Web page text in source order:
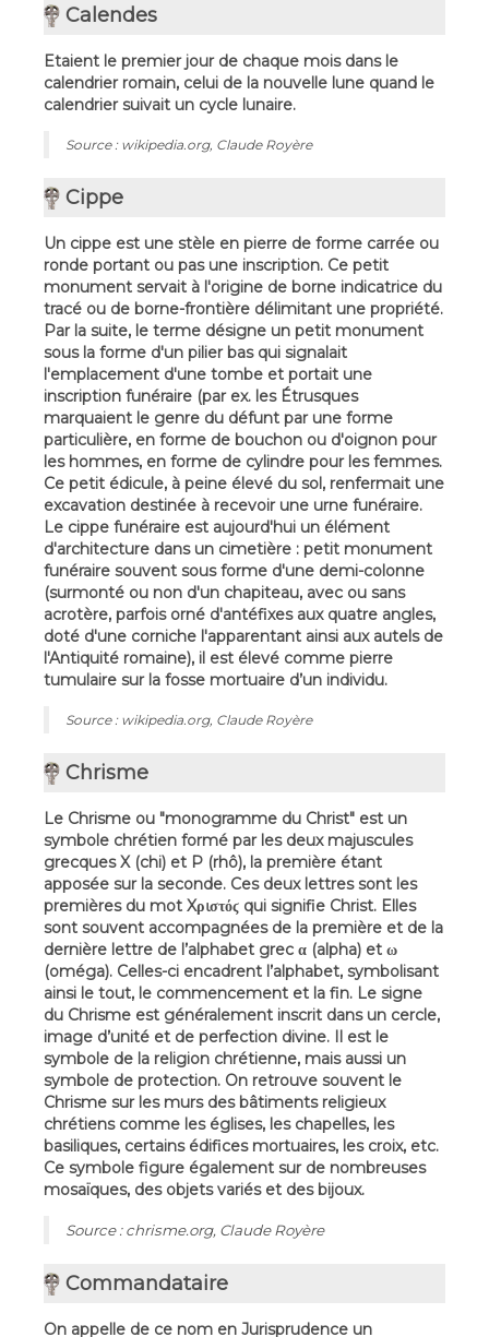
Calendes
Etaient le premier jour de chaque mois dans le
calendrier romain, celui de la nouvelle lune quand le
calendrier suivait un cycle lunaire.
Source : wikipedia.org, Claude Royère
Cippe
Un cippe est une stèle en pierre de forme carrée ou
ronde portant ou pas une inscription. Ce petit
monument servait à l'origine de borne indicatrice du
tracé ou de borne-frontière délimitant une propriété.
Par la suite, le terme désigne un petit monument
sous la forme d'un pilier bas qui signalait
l'emplacement d'une tombe et portait une
inscription funéraire (par ex. les Étrusques
marquaient le genre du défunt par une forme
particulière, en forme de bouchon ou d'oignon pour
les hommes, en forme de cylindre pour les femmes.
Ce petit édicule, à peine élevé du sol, renfermait une
excavation destinée à recevoir une urne funéraire.
Le cippe funéraire est aujourd'hui un élément
d'architecture dans un cimetière : petit monument
funéraire souvent sous forme d'une demi-colonne
(surmonté ou non d'un chapiteau, avec ou sans
acrotère, parfois orné d'antéfixes aux quatre angles,
doté d'une corniche l'apparentant ainsi aux autels de
l'Antiquité romaine), il est élevé comme pierre
tumulaire sur la fosse mortuaire d’un individu.
Source : wikipedia.org, Claude Royère
Chrisme
Le Chrisme ou "monogramme du Christ" est un
symbole chrétien formé par les deux majuscules
grecques X (chi) et P (rhô), la première étant
apposée sur la seconde. Ces deux lettres sont les
premières du mot Xρɩστόϛ qui signifie Christ. Elles
sont souvent accompagnées de la première et de la
dernière lettre de l’alphabet grec α (alpha) et ω
(oméga). Celles-ci encadrent l’alphabet, symbolisant
ainsi le tout, le commencement et la fin. Le signe
du Chrisme est généralement inscrit dans un cercle,
image d’unité et de perfection divine. Il est le
symbole de la religion chrétienne, mais aussi un
symbole de protection. On retrouve souvent le
Chrisme sur les murs des bâtiments religieux
chrétiens comme les églises, les chapelles, les
basiliques, certains édifices mortuaires, les croix, etc.
Ce symbole figure également sur de nombreuses
mosaïques, des objets variés et des bijoux.
Source : chrisme.org, Claude Royère
Commandataire
On appelle de ce nom en Jurisprudence un